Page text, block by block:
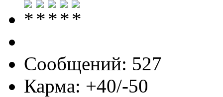
Сообщений: 527
Карма: +40/-50